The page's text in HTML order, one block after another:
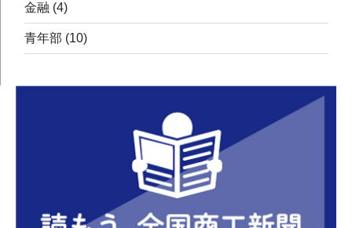
金融 (4)
青年部 (10)